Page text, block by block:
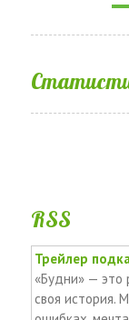
RSS
Трейлер
«Будни» — это
своя история.